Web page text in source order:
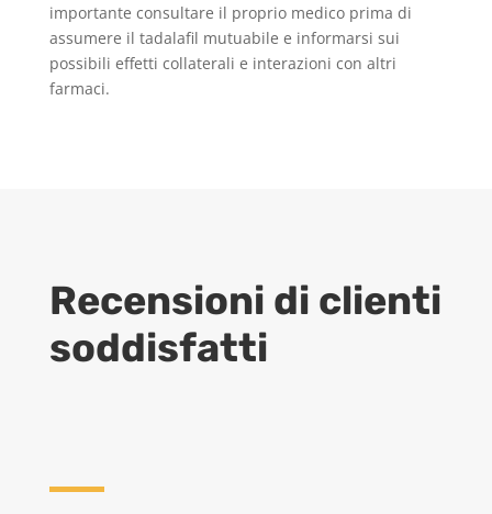
importante consultare il proprio medico prima di
assumere il tadalafil mutuabile e informarsi sui
possibili effetti collaterali e interazioni con altri
farmaci.
Recensioni di clienti
soddisfatti